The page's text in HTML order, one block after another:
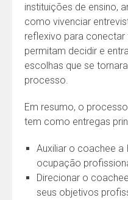
instituições de ensino,
como vivenciar
reflexivo para
permitam decidir e
escolhas que se
processo.
Em resumo, o
tem como entregas
Auxiliar o coachee
ocupação
Direcionar o
seus objetivos